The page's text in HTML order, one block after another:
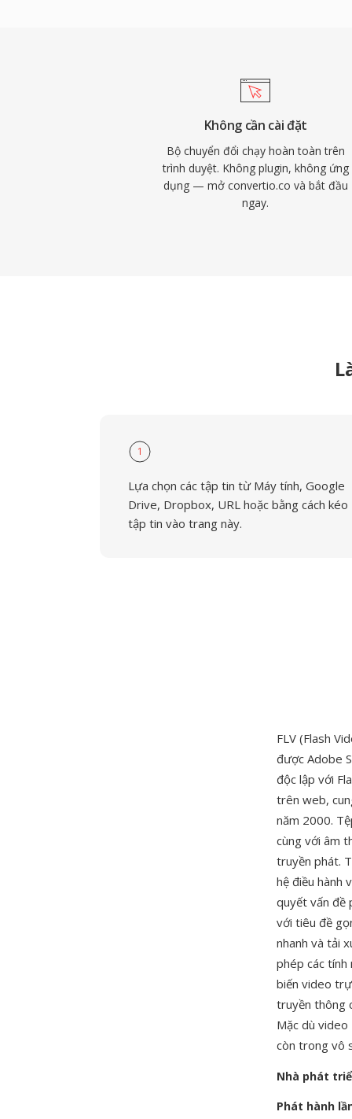
khiến nó trở thành codec bắt buộc cho
duyệt hiện đại đều tích hợp sẵn bộ giải
Discord, Zoom và YouTube đều sử
gian thực.
Không cần cài đặt
Bộ chuyển đổi chạy hoàn toàn trên
trình duyệt. Không plugin, không ứng
dụng — mở convertio.co và bắt đầu
ngay.
1
Lựa chọn các tập tin từ Máy tính, Google
Drive, Dropbox, URL hoặc bằng cách kéo
tập tin vào trang này.
FLV (Flash
được Adobe
độc lập với
trên web,
năm 2000.
cùng với âm
truyền phát.
hệ điều hành
quyết vấn đề
với tiêu đề
nhanh và tải
phép các tính
biến video
truyền thông
Mặc dù
còn trong vô
Nhà phát
Phát hành